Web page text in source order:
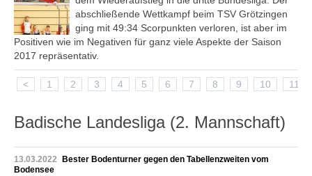
abschließende Wettkampf beim TSV Grötzingen
ging mit 49:34 Scorpunkten verloren, ist aber im
Positiven wie im Negativen für ganz viele Aspekte der Saison
2017 repräsentativ.
< 1 2 3 4 5 6 7 8 9 10 11
Badische Landesliga (2. Mannschaft)
13.03.2022
Bester Bodenturner gegen den Tabellenzweiten vom
Bodensee